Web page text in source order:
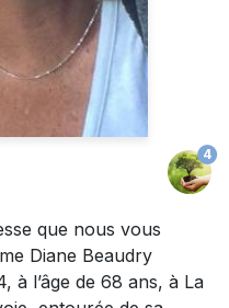
4
que nous vous
Diane Beaudry
à l’âge de 68 ans, à La